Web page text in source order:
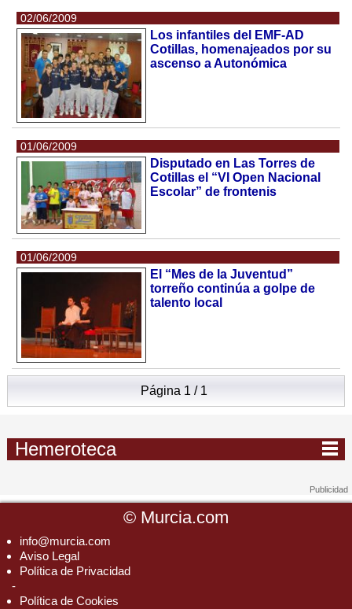
02/06/2009
Los infantiles del EMF-AD
Cotillas, homenajeados por su
ascenso a Autonómica
01/06/2009
Disputado en Las Torres de
Cotillas el “VI Open Nacional
Escolar” de frontenis
01/06/2009
El “Mes de la Juventud”
torreño continúa a golpe de
talento local
Página 1 / 1
Hemeroteca
© Murcia.com
info@murcia.com
Aviso Legal
Política de Privacidad
-
Política de Cookies